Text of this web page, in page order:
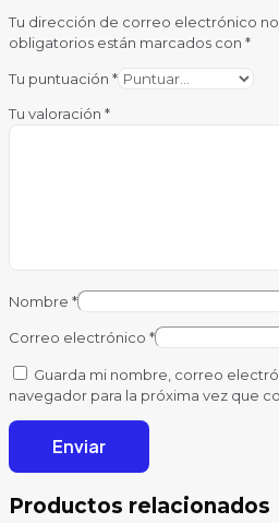
Tu dirección de correo electrónico no
obligatorios están marcados con *
Tu puntuación *
Tu valoración *
Nombre *
Correo electrónico *
Guarda mi nombre, correo
navegador para la próxima vez que
Productos relacionados